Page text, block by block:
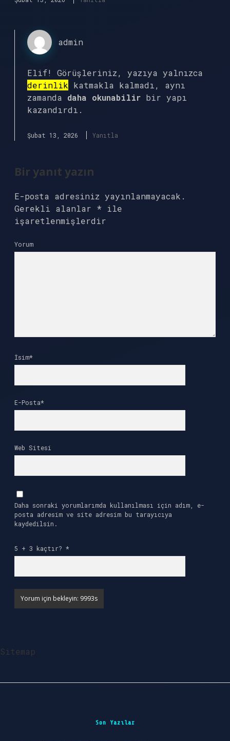
admin
Elif! Görüşleriniz, yazıya yalnızca
derinlik katmakla kalmadı, aynı
zamanda daha okunabilir bir yapı
kazandırdı.
Şubat 13, 2026 Yanıtla
Bir yanıt yazın
E-posta adresiniz yayınlanmayacak.
Gerekli alanlar * ile
işaretlenmişlerdir
Yorum
İsim*
E-Posta*
Web Sitesi
Daha sonraki yorumlarımda kullanılması için adım, e-
posta adresim ve site adresim bu tarayıcıya
kaydedilsin.
5 + 3 kaçtır? *
Sitemap
Son Yazılar